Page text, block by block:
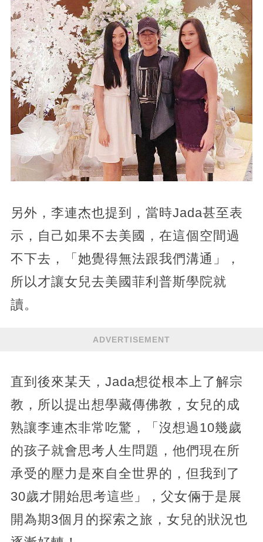
另外，李連杰也提到，當時Jada甚至表
示，自己如果不去美國，在這個空間過
不下去，「她覺得無法跟我們溝通」，
所以才讓女兒去美國菲利普斯學院就
讀。
ADVERTISEMENT
直到後來某天，Jada想從根本上了解宗
教，所以提出想學藏傳佛教，女兒的成
熟讓李連杰非常吃驚，「沒想過10幾歲
的孩子就會思考人生問題，他們現在所
承受的壓力是來自全世界的，但我到了
30歲才開始思考這些」，父女倆于是展
開為期3個月的探索之旅，女兒的狀況也